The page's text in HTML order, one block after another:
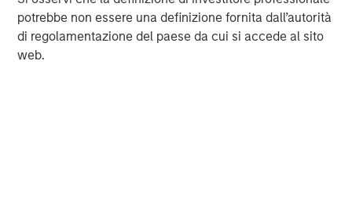
potrebbe non essere una definizione fornita dall’autorità
di regolamentazione del paese da cui si accede al sito
web.
market private equity platform with a strong focus on
value creation. The team has invested capital in a broad
spectrum of industries for over two decades.